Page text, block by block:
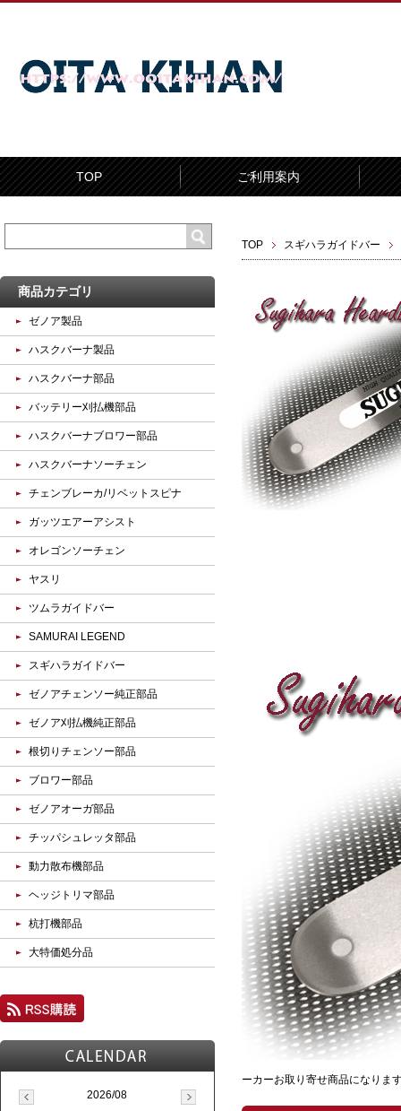
TOP ご利用案内
TOP スギハラガイドバー
ーカーお取り寄せ商品になり
商品カテゴリ
ゼノア製品
ハスクバーナ製品
ハスクバーナ部品
バッテリー刈払機部品
ハスクバーナブロワー部品
ハスクバーナソーチェン
チェンブレーカ/リベットスピナ
ガッツエアーアシスト
オレゴンソーチェン
ヤスリ
ツムラガイドバー
SAMURAI LEGEND
スギハラガイドバー
ゼノアチェンソー純正部品
ゼノア刈払機純正部品
根切りチェンソー部品
ブロワー部品
ゼノアオーガ部品
チッパシュレッタ部品
動力散布機部品
ヘッジトリマ部品
杭打機部品
大特価処分品
2026/08